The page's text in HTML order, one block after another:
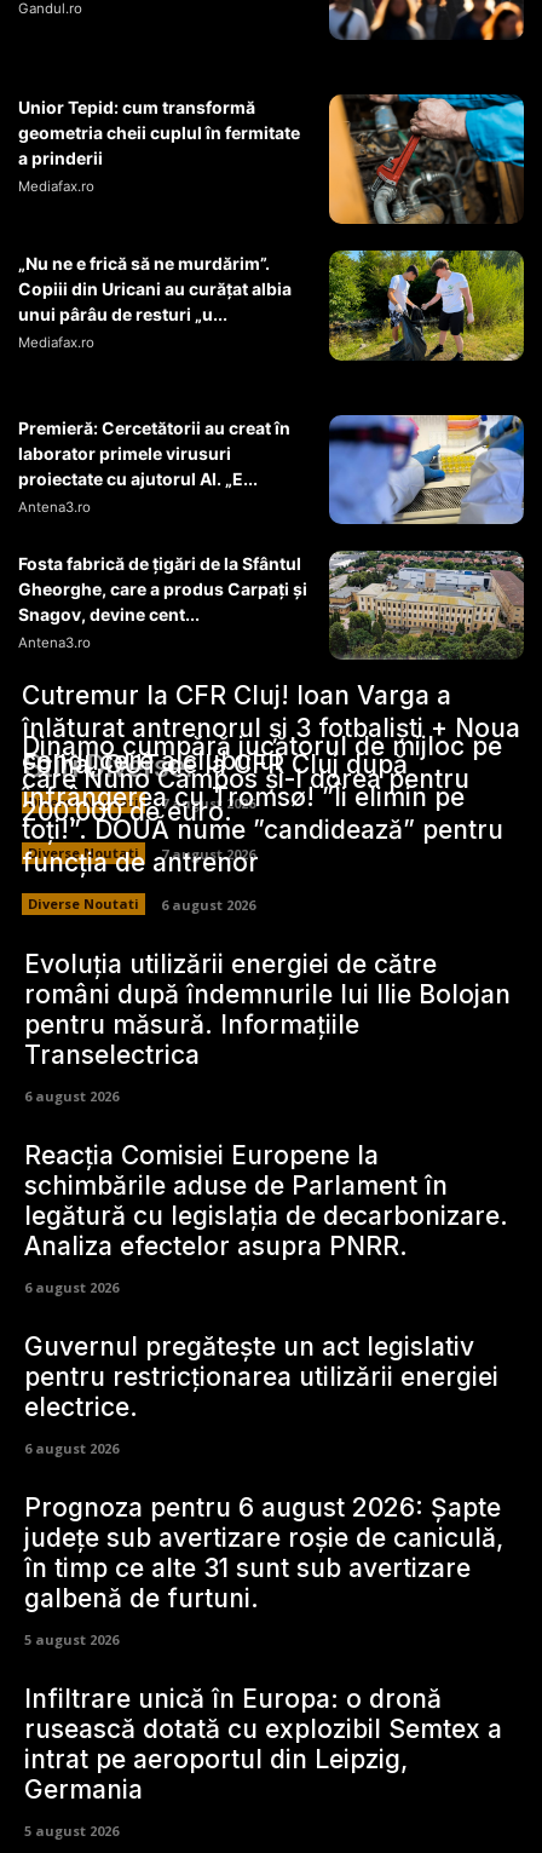
Gandul.ro
Unior Tepid: cum transformă
geometria cheii cuplul în fermitate
a prinderii
Mediafax.ro
„Nu ne e frică să ne murdărim”.
Copiii din Uricani au curățat albia
unui pârâu de resturi „u...
Mediafax.ro
Premieră: Cercetătorii au creat în
laborator primele virusuri
proiectate cu ajutorul AI. „E...
Antena3.ro
Fosta fabrică de țigări de la Sfântul
Gheorghe, care a produs Carpați și
Snagov, devine cent...
Antena3.ro
Stiri Diverse:
Cutremur la CFR Cluj! Ioan Varga a
înlăturat antrenorul și 3 fotbaliști + Noua
conducere a clubului
Diverse Noutati 7 august 2026
Dinamo cumpără jucătorul de mijloc pe
care Nuno Campos și-l dorea pentru
200.000 de euro.
Diverse Noutati 7 august 2026
Folha, OUT de la CFR Cluj după
înfrângerea cu Tromsø! ”Îi elimin pe
toți!”. DOUĂ nume ”candidează” pentru
funcția de antrenor
Diverse Noutati 6 august 2026
Evoluția utilizării energiei de către
români după îndemnurile lui Ilie Bolojan
pentru măsură. Informațiile
Transelectrica
6 august 2026
Reacția Comisiei Europene la
schimbările aduse de Parlament în
legătură cu legislația de decarbonizare.
Analiza efectelor asupra PNRR.
6 august 2026
Guvernul pregătește un act legislativ
pentru restricționarea utilizării energiei
electrice.
6 august 2026
Prognoza pentru 6 august 2026: Șapte
județe sub avertizare roșie de caniculă,
în timp ce alte 31 sunt sub avertizare
galbenă de furtuni.
5 august 2026
Infiltrare unică în Europa: o dronă
rusească dotată cu explozibil Semtex a
intrat pe aeroportul din Leipzig,
Germania
5 august 2026